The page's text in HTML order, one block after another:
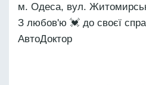
м. Одеса, вул.
З любов'ю 💓 до своєї
АвтоДоктор